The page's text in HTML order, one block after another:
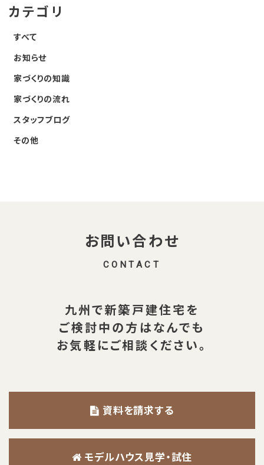
カテゴリ
すべて
お知らせ
家づくりの知識
家づくりの流れ
スタッフブログ
その他
お問い合わせ
CONTACT
九州で新築戸建住宅を
ご検討中の方はなんでも
お気軽にご相談ください。
資料を請求する
モデルハウス見学・試住